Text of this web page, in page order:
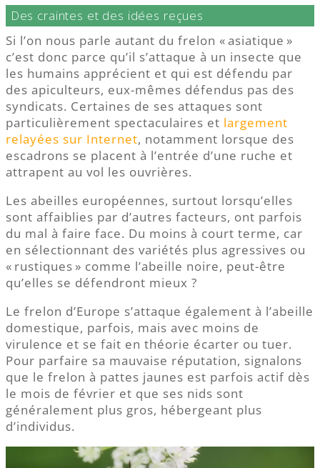
Des craintes et des idées reçues
Si l’on nous parle autant du frelon « asiatique »
c’est donc parce qu’il s’attaque à un insecte que
les humains apprécient et qui est défendu par
des apiculteurs, eux-mêmes défendus pas des
syndicats. Certaines de ses attaques sont
particulièrement spectaculaires et largement
relayées sur Internet, notamment lorsque des
escadrons se placent à l’entrée d’une ruche et
attrapent au vol les ouvrières.
Les abeilles européennes, surtout lorsqu’elles
sont affaiblies par d’autres facteurs, ont parfois
du mal à faire face. Du moins à court terme, car
en sélectionnant des variétés plus agressives ou
« rustiques » comme l’abeille noire, peut-être
qu’elles se défendront mieux ?
Le frelon d’Europe s’attaque également à l’abeille
domestique, parfois, mais avec moins de
virulence et se fait en théorie écarter ou tuer.
Pour parfaire sa mauvaise réputation, signalons
que le frelon à pattes jaunes est parfois actif dès
le mois de février et que ses nids sont
généralement plus gros, hébergeant plus
d’individus.